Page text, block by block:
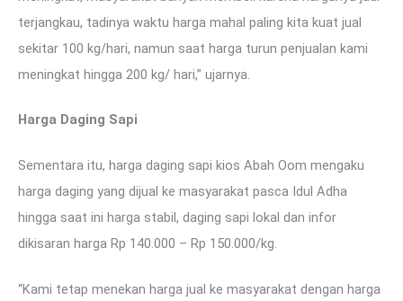
terjangkau, tadinya waktu harga mahal paling kita kuat jual
sekitar 100 kg/hari, namun saat harga turun penjualan kami
meningkat hingga 200 kg/ hari,” ujarnya.
Harga Daging Sapi
Sementara itu, harga daging sapi kios Abah Oom mengaku
harga daging yang dijual ke masyarakat pasca Idul Adha
hingga saat ini harga stabil, daging sapi lokal dan infor
dikisaran harga Rp 140.000 – Rp 150.000/kg.
“Kami tetap menekan harga jual ke masyarakat dengan harga